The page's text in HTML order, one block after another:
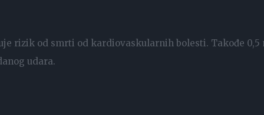
rizik od smrti od kardiovaskularnih bolesti. Takođe 0,5
udara.